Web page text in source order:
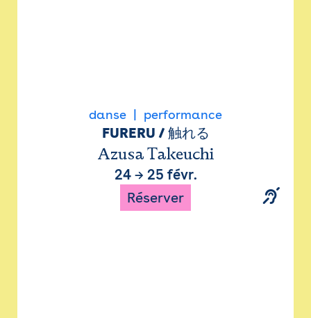
danse performance
FURERU / 触れる
Azusa Takeuchi
24→ 25 févr.
Réserver